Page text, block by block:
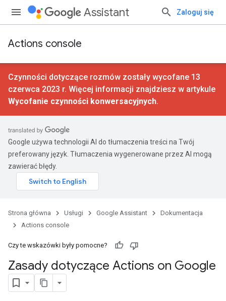
Assistant Zaloguj się
Actions console
Czynności dotyczące rozmów zostały wycofane 13
czerwca 2023 r. Więcej informacji znajdziesz w artykule
Wycofanie czynności konwersacyjnych.
Google używa technologii AI do tłumaczenia treści na Twój
preferowany język. Tłumaczenia wygenerowane przez AI mogą
zawierać błędy.
Strona główna Usługi Google Assistant
Dokumentacja
Actions console
Czy te wskazówki były pomocne?
Zasady dotyczące Actions on Google